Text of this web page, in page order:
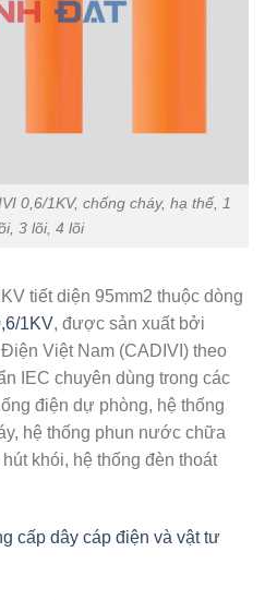
0,6/1KV, chống cháy, hạ thế, 1
3 lõi, 4 lõi
tiết diện 95mm2 thuộc dòng
1KV, được sản xuất bởi
Việt Nam (CADIVI) theo
IEC chuyên dùng trong các
điện dự phòng, hệ thống
hệ thống phun nước chữa
khói, hệ thống đèn thoát
cấp dây cáp điện và vật tư